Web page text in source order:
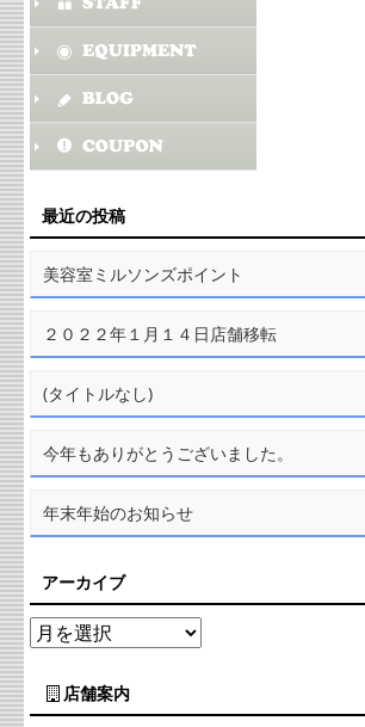
最近の投稿
美容室ミルソンズポイント
２０２２年１月１４日店舗移転
(タイトルなし)
今年もありがとうございました。
年末年始のお知らせ
アーカイブ
店舗案内